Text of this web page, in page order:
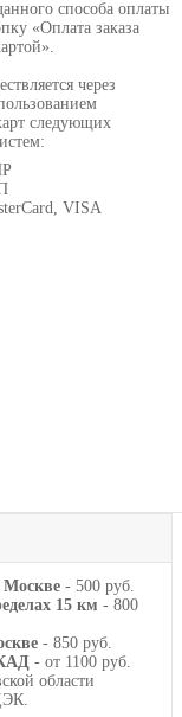
способа оплаты
«Оплата заказа
через
следующих
VISA
Москве - 500 руб.
15 км - 800
- 850 руб.
- от 1100 руб.
области